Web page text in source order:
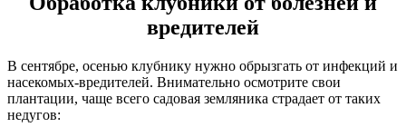
вредителей
В сентябре, осенью клубнику нужно обрызгать от инфекций и
насекомых-вредителей. Внимательно осмотрите свои
плантации, чаще всего садовая земляника страдает от таких
недугов: